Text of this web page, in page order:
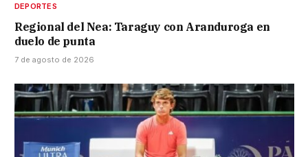
DEPORTES
Regional del Nea: Taraguy con Aranduroga en
duelo de punta
7 de agosto de 2026